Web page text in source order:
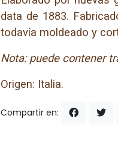
data de 1883.
todavía moldeado y
Nota: puede contener
Origen: Italia.
Compartir en: